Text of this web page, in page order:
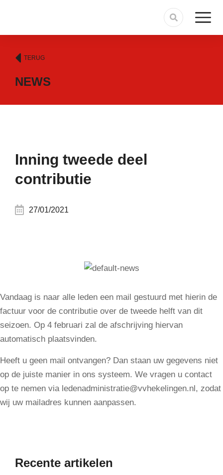
TERUG
NEWS
Inning tweede deel
contributie
27/01/2021
Vandaag is naar alle leden een mail gestuurd met hierin de
factuur voor de contributie over de tweede helft van dit
seizoen. Op 4 februari zal de afschrijving hiervan
automatisch plaatsvinden.
Heeft u geen mail ontvangen? Dan staan uw gegevens niet
op de juiste manier in ons systeem. We vragen u contact
op te nemen via ledenadministratie@vvhekelingen.nl, zodat
wij uw mailadres kunnen aanpassen.
Recente artikelen